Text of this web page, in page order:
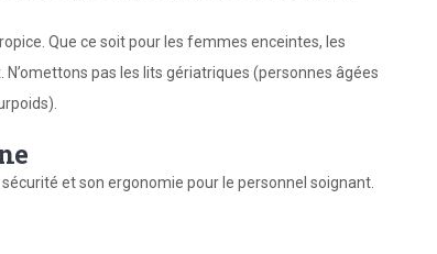
Que ce soit pour les femmes enceintes, les
pas les lits gériatriques (personnes âgées
et son ergonomie pour le personnel soignant.